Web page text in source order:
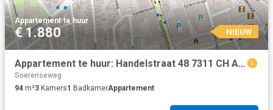
Appartement·te huur
€ 1.880 NIEUW
Appartement te huur: Handelstraat 48 7311 CH Apeldoorn
Soerenseweg
94 m²3 Kamers1 BadkamerAppartement